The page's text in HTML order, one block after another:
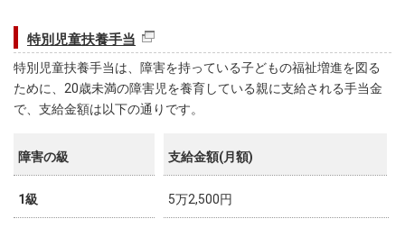
特別児童扶養手当
特別児童扶養手当は、障害を持っている子どもの福祉増進を図る
ために、20歳未満の障害児を養育している親に支給される手当金
で、支給金額は以下の通りです。
障害の級 支給金額(月額)
1級 5万2,500円